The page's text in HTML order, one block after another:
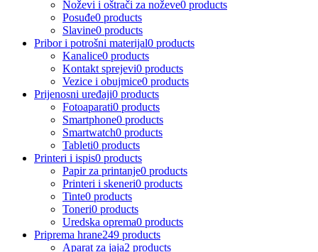
Noževi i oštrači za noževe0 products
Posuđe0 products
Slavine0 products
Pribor i potrošni materijal0 products
Kanalice0 products
Kontakt sprejevi0 products
Vezice i obujmice0 products
Prijenosni uređaji0 products
Fotoaparati0 products
Smartphone0 products
Smartwatch0 products
Tableti0 products
Printeri i ispis0 products
Papir za printanje0 products
Printeri i skeneri0 products
Tinte0 products
Toneri0 products
Uredska oprema0 products
Priprema hrane249 products
Aparat za jaja2 products